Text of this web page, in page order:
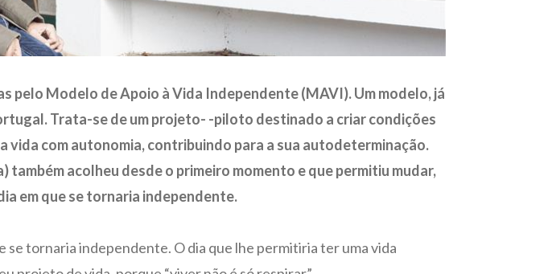
pelo Modelo de Apoio à Vida Independente (MAVI). Um modelo, já
Trata-se de um projeto- -piloto destinado a criar condições
vida com autonomia, contribuindo para a sua autodeterminação.
também acolheu desde o primeiro momento e que permitiu mudar,
em que se tornaria independente.
se tornaria independente. O dia que lhe permitiria ter uma vida